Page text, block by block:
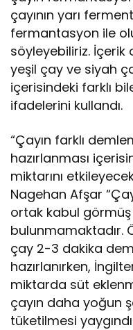
çayının yarı
fermantasyon ile
söyleyebiliriz.
yeşil çay ve siyah
içerisindeki farklı
ifadelerini kullandı.
“Çayın farklı
hazırlanması
miktarını
Nagehan Afşar
ortak kabul
bulunmamaktadır.
çay 2-3 dakika
hazırlanırken,
miktarda süt
çayın daha yoğun
tüketilmesi